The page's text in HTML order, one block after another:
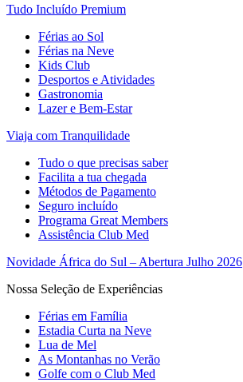
Tudo Incluído Premium
Férias ao Sol
Férias na Neve
Kids Club
Desportos e Atividades
Gastronomia
Lazer e Bem-Estar
Viaja com Tranquilidade
Tudo o que precisas saber
Facilita a tua chegada
Métodos de Pagamento
Seguro incluído
Programa Great Members
Assistência Club Med
Novidade África do Sul – Abertura Julho 2026
Nossa Seleção de Experiências
Férias em Família
Estadia Curta na Neve
Lua de Mel
As Montanhas no Verão
Golfe com o Club Med